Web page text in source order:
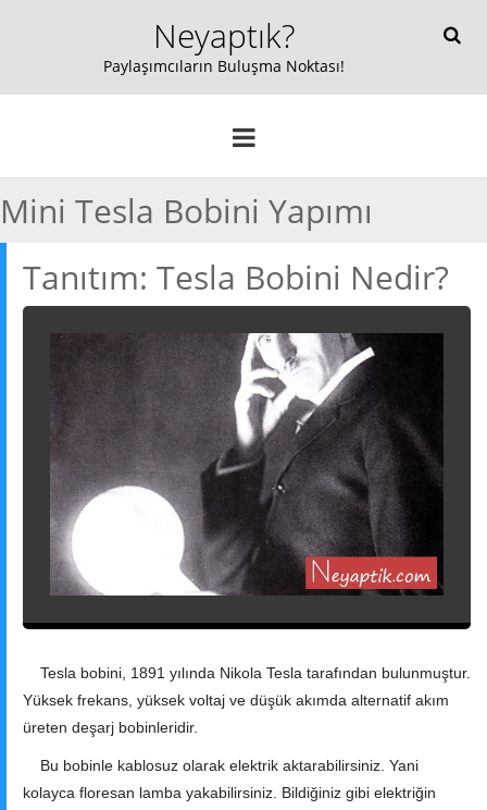
Neyaptık?
Paylaşımcıların Buluşma Noktası!
KEŞFET
KAYIT OL/GIRIŞ YAP
o
p
e
n
m
e
n
u
Seçilmiş Atolye Teknoloji
Ev & Dekorasyon Mutfak Oyun
Sanat
Mini Tesla Bobini Yapımı
Tanıtım: Tesla Bobini Nedir?
Tesla bobini, 1891 yılında Nikola Tesla tarafından bulunmuştur.
Yüksek frekans, yüksek voltaj ve düşük akımda alternatif akım
üreten deşarj bobinleridir.
Bu bobinle kablosuz olarak elektrik aktarabilirsiniz. Yani
kolayca floresan lamba yakabilirsiniz. Bildiğiniz gibi elektriğin